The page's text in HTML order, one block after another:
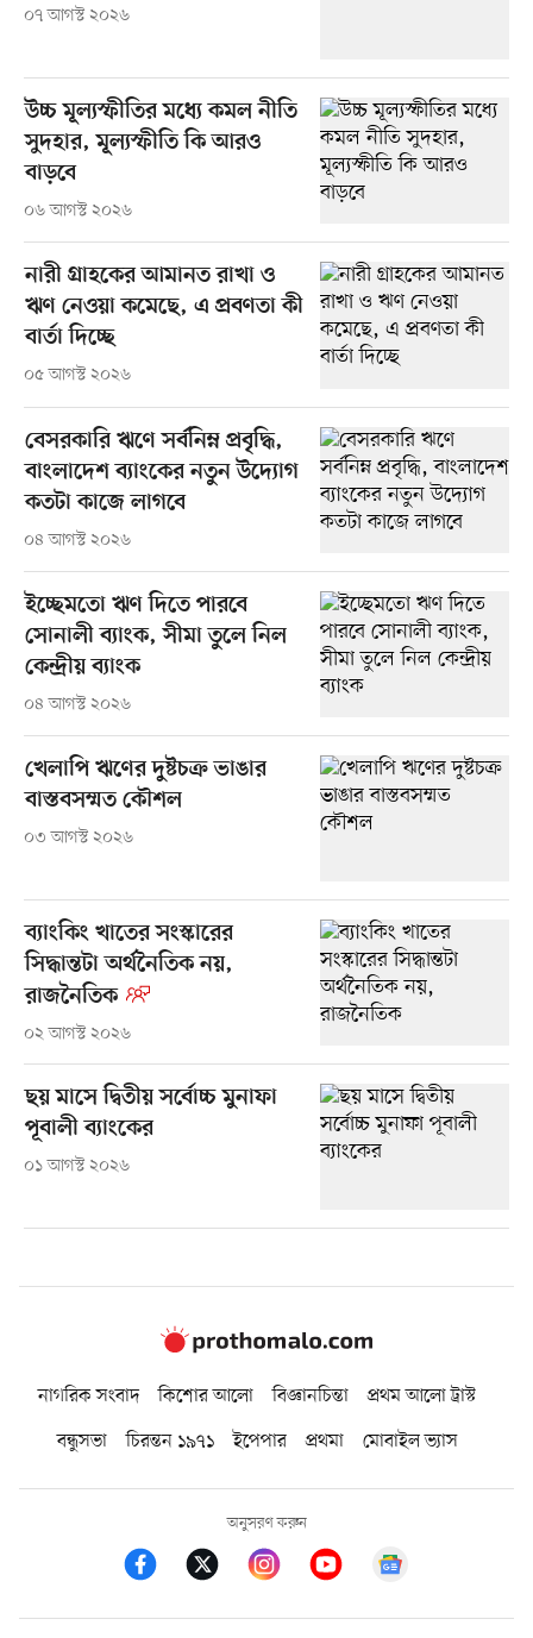
০৭ আগস্ট ২০২৬
উচ্চ মূল্যস্ফীতির মধ্যে কমল নীতি
সুদহার, মূল্যস্ফীতি কি আরও
বাড়বে
০৬ আগস্ট ২০২৬
নারী গ্রাহকের আমানত রাখা ও
ঋণ নেওয়া কমেছে, এ প্রবণতা কী
বার্তা দিচ্ছে
০৫ আগস্ট ২০২৬
বেসরকারি ঋণে সর্বনিম্ন প্রবৃদ্ধি,
বাংলাদেশ ব্যাংকের নতুন উদ্যোগ
কতটা কাজে লাগবে
০৪ আগস্ট ২০২৬
ইচ্ছেমতো ঋণ দিতে পারবে
সোনালী ব্যাংক, সীমা তুলে নিল
কেন্দ্রীয় ব্যাংক
০৪ আগস্ট ২০২৬
খেলাপি ঋণের দুষ্টচক্র ভাঙার
বাস্তবসম্মত কৌশল
০৩ আগস্ট ২০২৬
ব্যাংকিং খাতের সংস্কারের
সিদ্ধান্তটা অর্থনৈতিক নয়,
রাজনৈতিক
০২ আগস্ট ২০২৬
ছয় মাসে দ্বিতীয় সর্বোচ্চ মুনাফা
পূবালী ব্যাংকের
০১ আগস্ট ২০২৬
নাগরিক সংবাদ কিশোর আলো বিজ্ঞানচিন্তা
প্রথম আলো ট্রাস্ট
বন্ধুসভা
চিরন্তন ১৯৭১ ইপেপার প্রথমা মোবাইল ভ্যাস
অনুসরণ করুন